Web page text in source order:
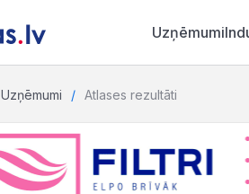
Uzņēmumi
Uzņēmumi Atlases rezultāti